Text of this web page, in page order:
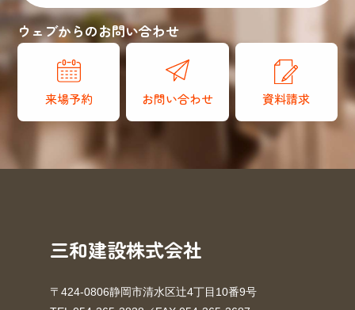
ウェブからのお問い合わせ
来場予約 お問い合わせ 資料請求
三和建設株式会社
〒424-0806静岡市清水区辻4丁目10番9号